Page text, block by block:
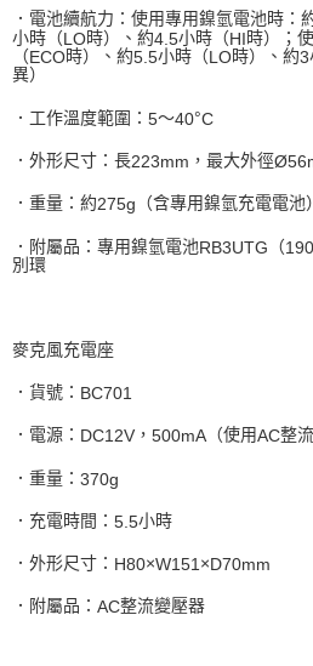
．電池續航力：使用專用鎳氫電池時：
小時（LO時）、約4.5小時（HI時）；
（ECO時）、約5.5小時（LO時）、約3
異）
．工作溫度範圍： 5～40°C
．外形尺寸：長223mm ，最大外徑
．重量：約275g （含專用鎳氫充電電池）
．附屬品：專用鎳氫電池RB3UTG （
別環
麥克風充電座
．貨號： BC701
．電源： DC12V ， 500mA （使用AC整
．重量： 370g
．充電時間： 5.5小時
．外形尺寸： H80×W151×D70mm
．附屬品： AC整流變壓器